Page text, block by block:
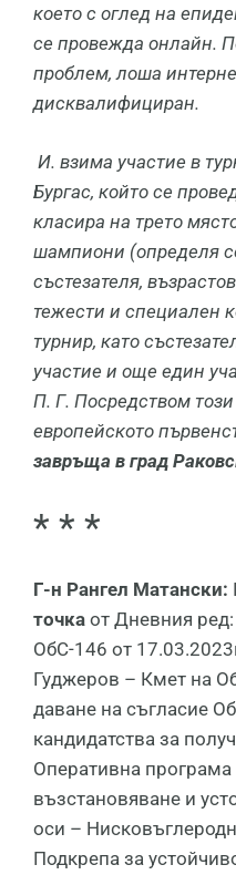
което с оглед на
се провежда онлайн.
проблем, лоша
дисквалифициран.
И. взима участие в
Бургас, който се
класира на трето
шампиони (определя
състезателя,
тежести и специален
турнир, като
участие и още един
П. Г. Посредством
европейското
завръща в град
* * *
Г-н Рангел Матански:
точка от Дневния
ОбС-146 от
Гуджеров – Кмет на
даване на съгласие
кандидатства за
Оперативна
възстановяване и
оси –
Подкрепа за